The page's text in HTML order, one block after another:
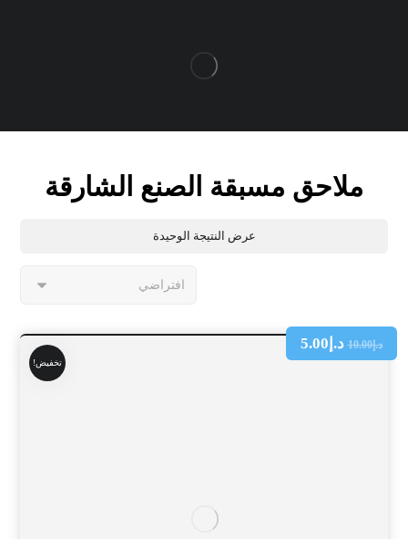
ملاحق مسبقة الصنع الشارقة
عرض النتيجة الوحيدة
تخفيض!
د.إ10.00 د.إ 5.00